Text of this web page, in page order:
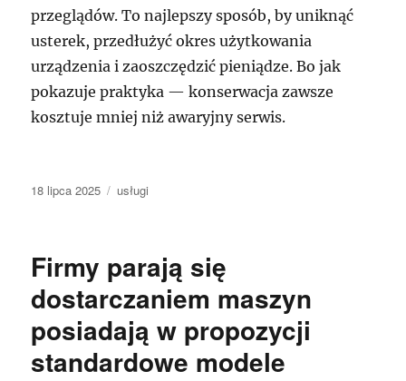
przeglądów. To najlepszy sposób, by uniknąć
usterek, przedłużyć okres użytkowania
urządzenia i zaoszczędzić pieniądze. Bo jak
pokazuje praktyka — konserwacja zawsze
kosztuje mniej niż awaryjny serwis.
Data
18 lipca 2025 Kategorie
usługi
Firmy parają się
dostarczaniem maszyn
posiadają w propozycji
standardowe modele